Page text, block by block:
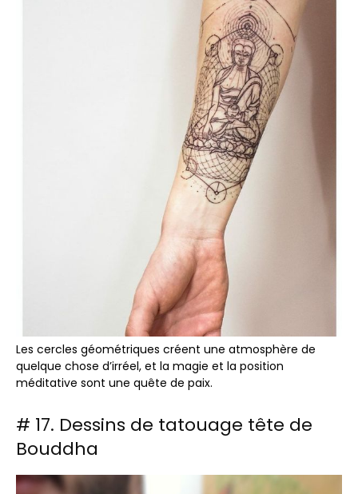
Les cercles géométriques créent une atmosphère de
quelque chose d’irréel, et la magie et la position
méditative sont une quête de paix.
# 17. Dessins de tatouage tête de
Bouddha